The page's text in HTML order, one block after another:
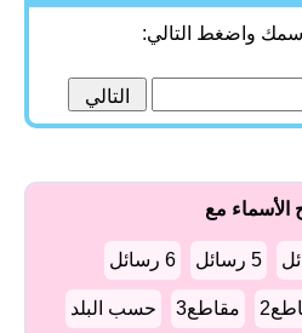
واضغط التالي:
الأسماء مع
5 رسائل 6 رسائل
مقاطع3 حسب البلد